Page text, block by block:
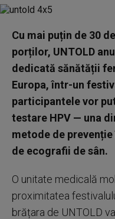
Cu mai puțin de 30
porților, UNTOLD
dedicată sănătății
Europa, într-un
participantele vor
testare HPV — una
metode de
de ecografii de sân.
O unitate medicală
proximitatea
brățara de UNTOLD